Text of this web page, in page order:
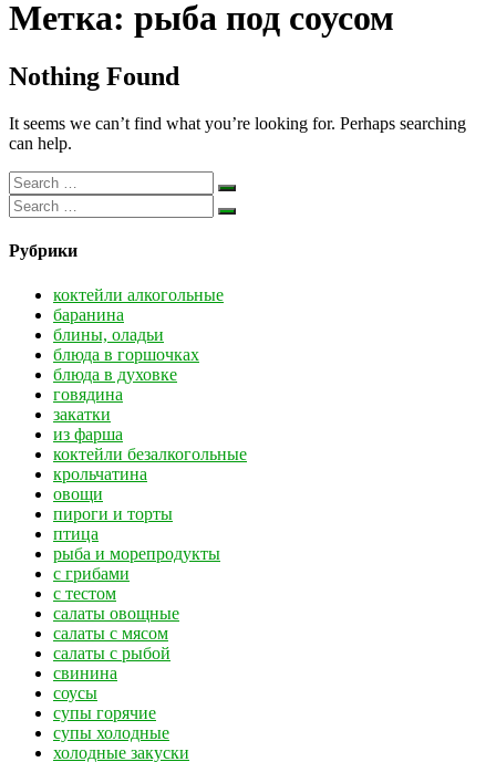
Метка: рыба под соусом
Nothing Found
It seems we can’t find what you’re looking for. Perhaps searching
can help.
Рубрики
коктейли алкогольные
баранина
блины, оладьи
блюда в горшочках
блюда в духовке
говядина
закатки
из фарша
коктейли безалкогольные
крольчатина
овощи
пироги и торты
птица
рыба и морепродукты
с грибами
с тестом
салаты овощные
салаты с мясом
салаты с рыбой
свинина
соусы
супы горячие
супы холодные
холодные закуски